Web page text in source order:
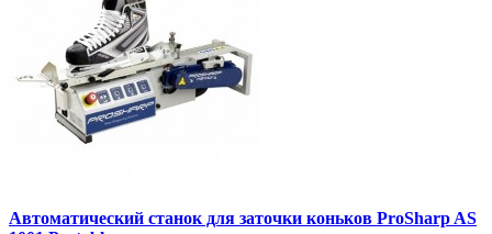
Автоматический станок для заточки коньков ProSharp AS